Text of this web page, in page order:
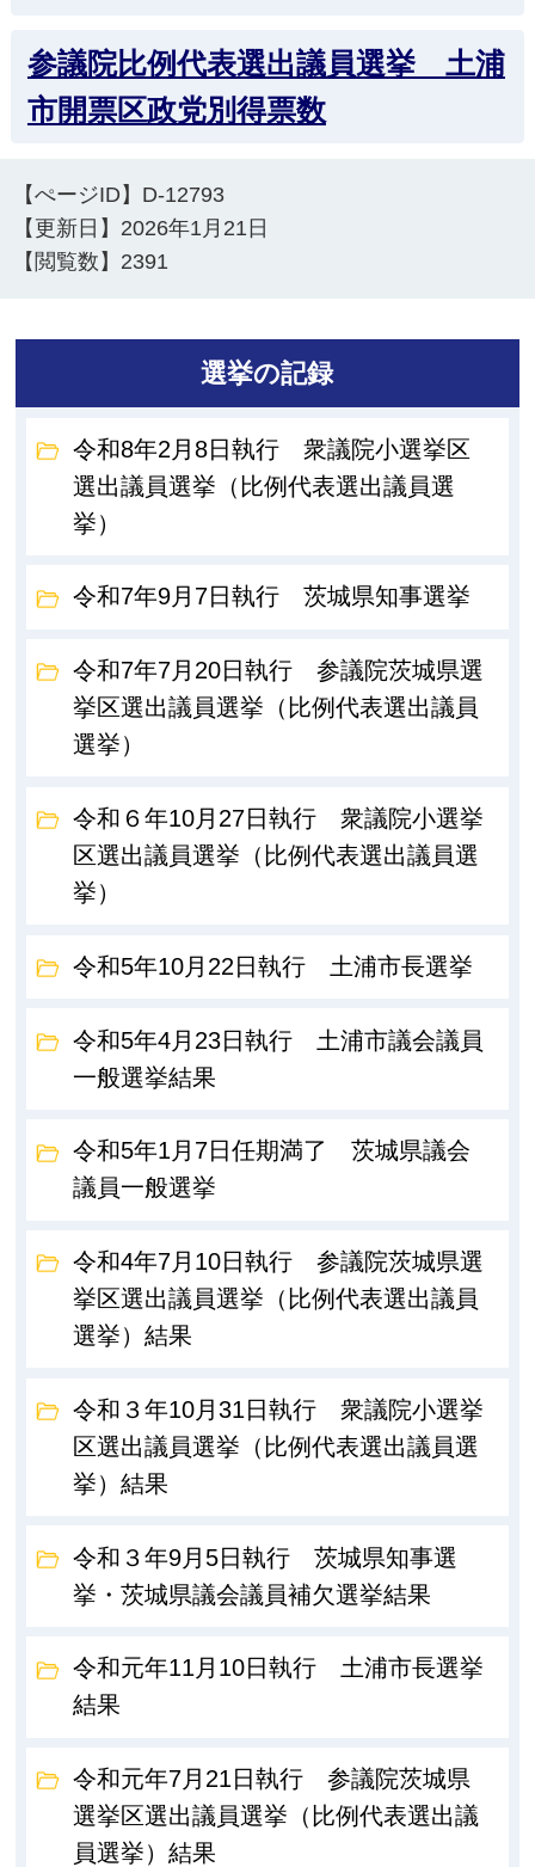
参議院比例代表選出議員選挙 土浦
市開票区政党別得票数
【ぺージID】 D-12793
【更新日】 2026年1月21日
【閲覧数】 2391
選挙の記録
令和8年2月8日執行 衆議院小選挙区
選出議員選挙（比例代表選出議員選
挙）
令和7年9月7日執行 茨城県知事選挙
令和7年7月20日執行 参議院茨城県選
挙区選出議員選挙（比例代表選出議員
選挙）
令和６年10月27日執行 衆議院小選挙
区選出議員選挙（比例代表選出議員選
挙）
令和5年10月22日執行 土浦市長選挙
令和5年4月23日執行 土浦市議会議員
一般選挙結果
令和5年1月7日任期満了 茨城県議会
議員一般選挙
令和4年7月10日執行 参議院茨城県選
挙区選出議員選挙（比例代表選出議員
選挙）結果
令和３年10月31日執行 衆議院小選挙
区選出議員選挙（比例代表選出議員選
挙）結果
令和３年9月5日執行 茨城県知事選
挙・茨城県議会議員補欠選挙結果
令和元年11月10日執行 土浦市長選挙
結果
令和元年7月21日執行 参議院茨城県
選挙区選出議員選挙（比例代表選出議
員選挙）結果